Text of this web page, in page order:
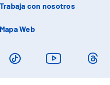
Trabaja con nosotros
Mapa Web